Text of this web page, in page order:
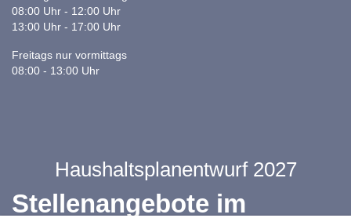
08:00 Uhr - 12:00 Uhr
13:00 Uhr - 17:00 Uhr
Freitags nur vormittags
08:00 - 13:00 Uhr
Haushaltsplanentwurf 2027
Stellenangebote im